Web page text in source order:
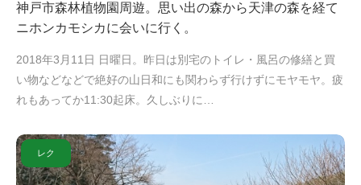
神戸市森林植物園周遊。思い出の森から天津の森を経て
ニホンカモシカに会いに行く。
2018年3月11日 日曜日。昨日は別宅のトイレ・風呂の修繕と買
い物などなどで絶好の山日和にも関わらず行けずにモヤモヤ。疲
れもあってか11:30起床。久しぶりに…
レク